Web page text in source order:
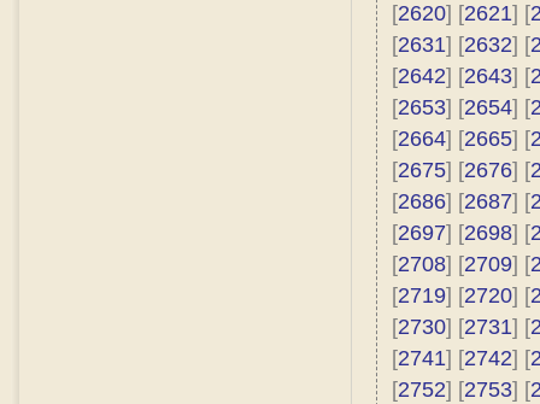
[2620] [2621] [
[2631] [2632] [
[2642] [2643] [
[2653] [2654] [
[2664] [2665] [
[2675] [2676] [
[2686] [2687] [
[2697] [2698] [
[2708] [2709] [
[2719] [2720] [
[2730] [2731] [
[2741] [2742] [
[2752] [2753] [